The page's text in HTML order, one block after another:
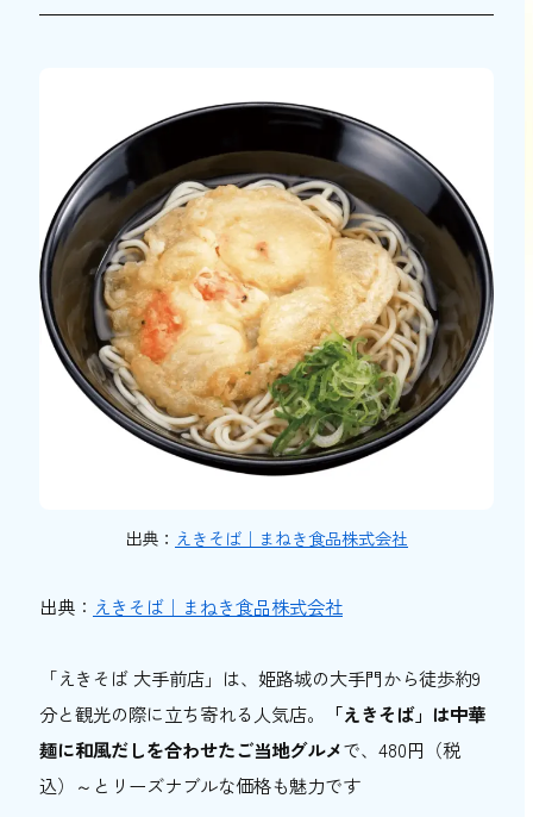
出典： えきそば｜まねき食品株式会社
出典： えきそば｜まねき食品株式会社
「えきそば 大手前店」は、姫路城の大手門から徒歩約9
分と観光の際に立ち寄れる人気店。
「えきそば」は中華
麺に和風だしを合わせたご当地グルメで、480円（税
込）～とリーズナブルな価格も魅力です